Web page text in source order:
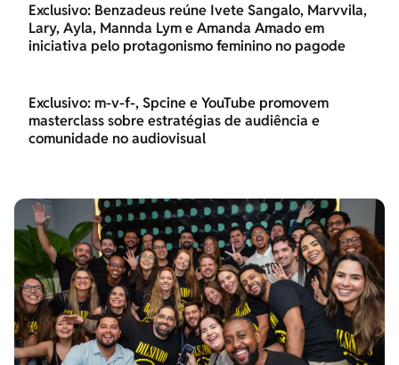
Exclusivo: Benzadeus reúne Ivete Sangalo, Marvvila,
Lary, Ayla, Mannda Lym e Amanda Amado em
iniciativa pelo protagonismo feminino no pagode
Exclusivo: m-v-f-, Spcine e YouTube promovem
masterclass sobre estratégias de audiência e
comunidade no audiovisual